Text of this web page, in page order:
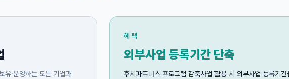
유·운영하는 모든 기업과
혜택
외부사업 등록기간 단축
후시파트너스 프로그램 감축사업 활용 시 외부사업 등록기간